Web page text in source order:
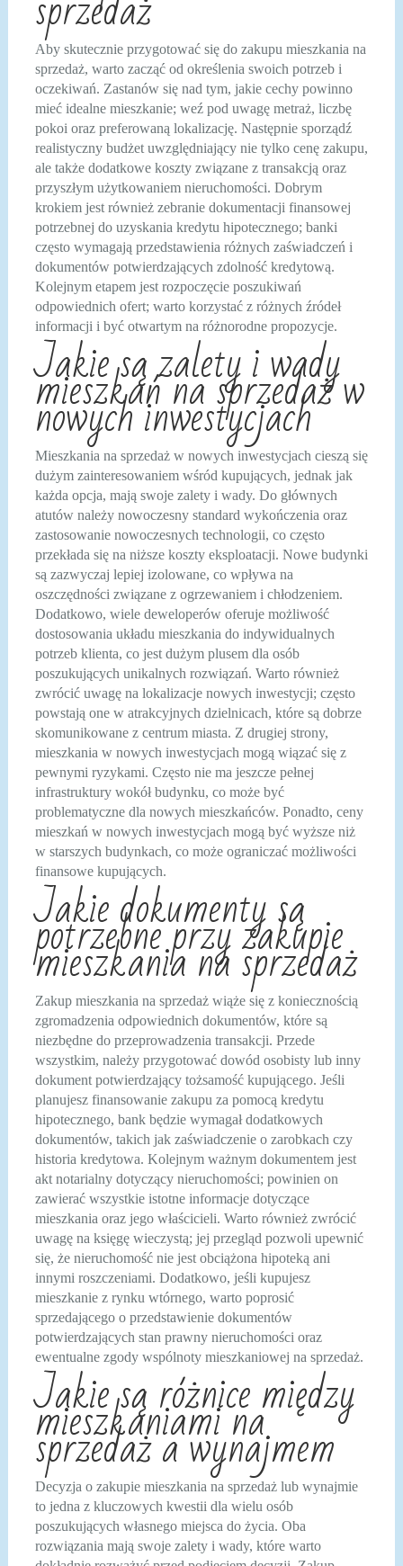
Aby skutecznie przygotować się do zakupu mieszkania na
sprzedaż, warto zacząć od określenia swoich potrzeb i
oczekiwań. Zastanów się nad tym, jakie cechy powinno
mieć idealne mieszkanie; weź pod uwagę metraż, liczbę
pokoi oraz preferowaną lokalizację. Następnie sporządź
realistyczny budżet uwzględniający nie tylko cenę zakupu,
ale także dodatkowe koszty związane z transakcją oraz
przyszłym użytkowaniem nieruchomości. Dobrym
krokiem jest również zebranie dokumentacji finansowej
potrzebnej do uzyskania kredytu hipotecznego; banki
często wymagają przedstawienia różnych zaświadczeń i
dokumentów potwierdzających zdolność kredytową.
Kolejnym etapem jest rozpoczęcie poszukiwań
odpowiednich ofert; warto korzystać z różnych źródeł
informacji i być otwartym na różnorodne propozycje.
Jakie są zalety i wady
mieszkań na sprzedaż w
nowych inwestycjach
Mieszkania na sprzedaż w nowych inwestycjach cieszą się
dużym zainteresowaniem wśród kupujących, jednak jak
każda opcja, mają swoje zalety i wady. Do głównych
atutów należy nowoczesny standard wykończenia oraz
zastosowanie nowoczesnych technologii, co często
przekłada się na niższe koszty eksploatacji. Nowe budynki
są zazwyczaj lepiej izolowane, co wpływa na
oszczędności związane z ogrzewaniem i chłodzeniem.
Dodatkowo, wiele deweloperów oferuje możliwość
dostosowania układu mieszkania do indywidualnych
potrzeb klienta, co jest dużym plusem dla osób
poszukujących unikalnych rozwiązań. Warto również
zwrócić uwagę na lokalizacje nowych inwestycji; często
powstają one w atrakcyjnych dzielnicach, które są dobrze
skomunikowane z centrum miasta. Z drugiej strony,
mieszkania w nowych inwestycjach mogą wiązać się z
pewnymi ryzykami. Często nie ma jeszcze pełnej
infrastruktury wokół budynku, co może być
problematyczne dla nowych mieszkańców. Ponadto, ceny
mieszkań w nowych inwestycjach mogą być wyższe niż
w starszych budynkach, co może ograniczać możliwości
finansowe kupujących.
Jakie dokumenty są
potrzebne przy zakupie
mieszkania na sprzedaż
Zakup mieszkania na sprzedaż wiąże się z koniecznością
zgromadzenia odpowiednich dokumentów, które są
niezbędne do przeprowadzenia transakcji. Przede
wszystkim, należy przygotować dowód osobisty lub inny
dokument potwierdzający tożsamość kupującego. Jeśli
planujesz finansowanie zakupu za pomocą kredytu
hipotecznego, bank będzie wymagał dodatkowych
dokumentów, takich jak zaświadczenie o zarobkach czy
historia kredytowa. Kolejnym ważnym dokumentem jest
akt notarialny dotyczący nieruchomości; powinien on
zawierać wszystkie istotne informacje dotyczące
mieszkania oraz jego właścicieli. Warto również zwrócić
uwagę na księgę wieczystą; jej przegląd pozwoli upewnić
się, że nieruchomość nie jest obciążona hipoteką ani
innymi roszczeniami. Dodatkowo, jeśli kupujesz
mieszkanie z rynku wtórnego, warto poprosić
sprzedającego o przedstawienie dokumentów
potwierdzających stan prawny nieruchomości oraz
ewentualne zgody wspólnoty mieszkaniowej na sprzedaż.
Jakie są różnice między
mieszkaniami na
sprzedaż a wynajmem
Decyzja o zakupie mieszkania na sprzedaż lub wynajmie
to jedna z kluczowych kwestii dla wielu osób
poszukujących własnego miejsca do życia. Oba
rozwiązania mają swoje zalety i wady, które warto